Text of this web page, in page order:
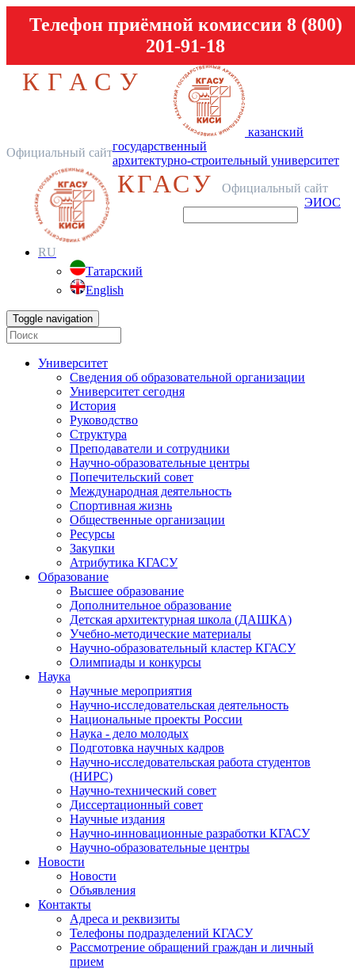
Телефон приёмной комиссии 8 (800)
201-91-18
КГАСУ
Официальный сайт
казанский
государственный
архитектурно-строительный университет
КГАСУ
Официальный сайт
ЭИОС
RU
Татарский
English
Toggle navigation
Университет
Сведения об образовательной организации
Университет сегодня
История
Руководство
Структура
Преподаватели и сотрудники
Научно-образовательные центры
Попечительский совет
Международная деятельность
Спортивная жизнь
Общественные организации
Ресурсы
Закупки
Атрибутика КГАСУ
Образование
Высшее образование
Дополнительное образование
Детская архитектурная школа (ДАШКА)
Учебно-методические материалы
Научно-образовательный кластер КГАСУ
Олимпиады и конкурсы
Наука
Научные мероприятия
Научно-исследовательская деятельность
Национальные проекты России
Наука - дело молодых
Подготовка научных кадров
Научно-исследовательская работа студентов
(НИРС)
Научно-технический совет
Диссертационный совет
Научные издания
Научно-инновационные разработки КГАСУ
Научно-образовательные центры
Новости
Новости
Объявления
Контакты
Адреса и реквизиты
Телефоны подразделений КГАСУ
Рассмотрение обращений граждан и личный
прием